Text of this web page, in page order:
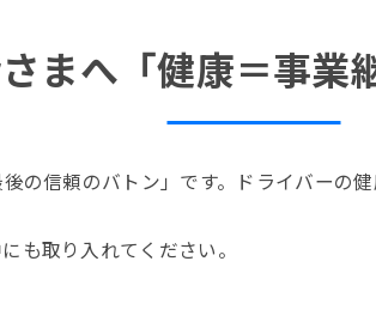
まへ「健康＝事業
の信頼のバトン」です。ドライバーの
も取り入れてください。